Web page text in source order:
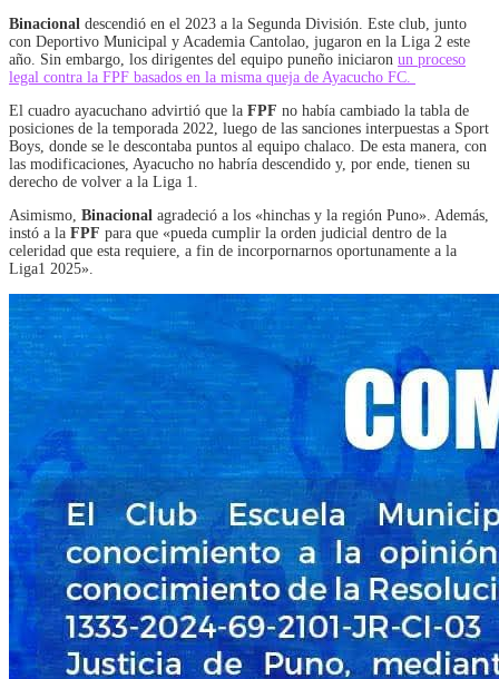
Binacional descendió en el 2023 a la Segunda División. Este club, junto
con Deportivo Municipal y Academia Cantolao, jugaron en la Liga 2 este
año. Sin embargo, los dirigentes del equipo puneño iniciaron un proceso
legal contra la FPF basados en la misma queja de Ayacucho FC.
El cuadro ayacuchano advirtió que la FPF no había cambiado la tabla de
posiciones de la temporada 2022, luego de las sanciones interpuestas a Sport
Boys, donde se le descontaba puntos al equipo chalaco. De esta manera, con
las modificaciones, Ayacucho no habría descendido y, por ende, tienen su
derecho de volver a la Liga 1.
Asimismo, Binacional agradeció a los «hinchas y la región Puno». Además,
instó a la FPF para que «pueda cumplir la orden judicial dentro de la
celeridad que esta requiere, a fin de incorpornarnos oportunamente a la
Liga1 2025».